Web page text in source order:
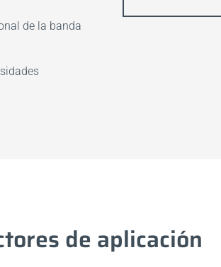
de la banda
de aplicación